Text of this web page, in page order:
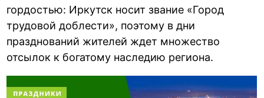
гордостью: Иркутск носит звание «Город
трудовой доблести», поэтому в дни
празднований жителей ждет множество
отсылок к богатому наследию региона.